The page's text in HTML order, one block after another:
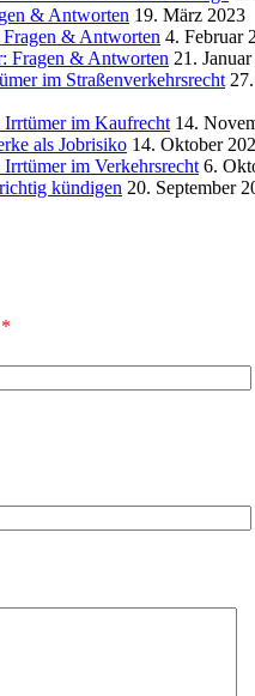
& Antworten 19. März 2023
& Antworten 4. Februar
Fragen & Antworten 21.
im Straßenverkehrsrecht
im Kaufrecht 14.
als Jobrisiko 14. Oktober
im Verkehrsrecht 6.
kündigen 20. September
*